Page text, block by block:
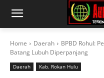
Home Daerah
BPBD Rohul:
Batang Lubuh Diperpanjang
Daerah Kab. Rokan Hulu